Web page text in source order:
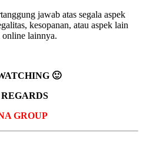
jawab atas segala aspek
kesopanan, atau aspek lain
lainnya.
🙂
GROUP